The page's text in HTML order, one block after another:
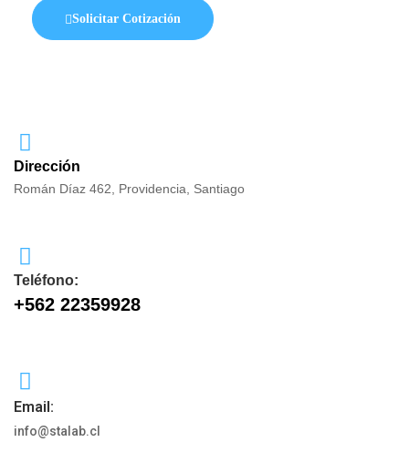
Solicitar Cotización
Dirección
Román Díaz 462, Providencia, Santiago
Teléfono:
+562 22359928
Email:
info@stalab.cl